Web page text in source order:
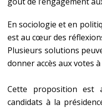
En sociologie et en
est au cœur des
Plusieurs solutions
donner accès aux votes
Cette proposition est
candidats à la